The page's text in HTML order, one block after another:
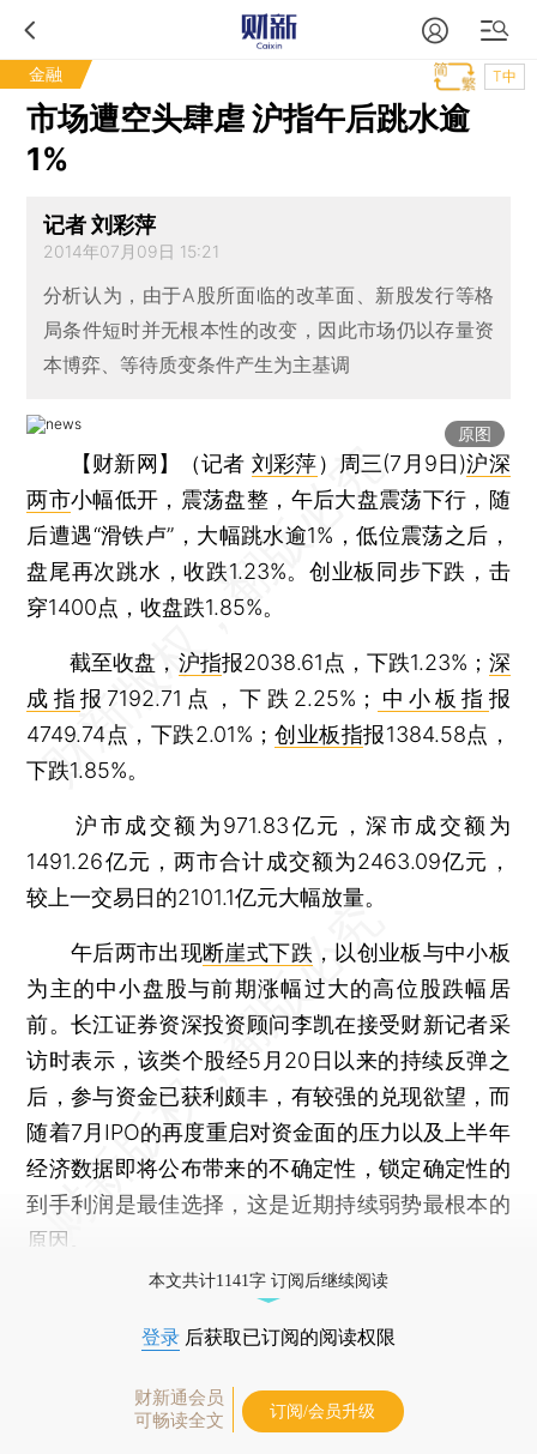
金融 T中
市场遭空头肆虐 沪指午后跳水逾
1%
记者 刘彩萍
2014年07月09日 15:21
分析认为，由于A股所面临的改革面、新股发行等格
局条件短时并无根本性的改变，因此市场仍以存量资
本博弈、等待质变条件产生为主基调
原图
【财新网】（记者 刘彩萍） 周三(7月9日)沪深
两市小幅低开，震荡盘整，午后大盘震荡下行，随
后遭遇“滑铁卢”，大幅跳水逾1%，低位震荡之后，
盘尾再次跳水，收跌1.23%。创业板同步下跌，击
穿1400点，收盘跌1.85%。
截至收盘， 沪指报2038.61点，下跌1.23%； 深
成指 报7192.71点，下跌2.25%； 中小板指 报
4749.74点，下跌2.01%； 创业板指报1384.58点，
下跌1.85%。
沪市成交额为971.83亿元，深市成交额为
1491.26亿元，两市合计成交额为2463.09亿元，
较上一交易日的2101.1亿元大幅放量。
午后两市出现断崖式下跌 ，以创业板与中小板
为主的中小盘股与前期涨幅过大的高位股跌幅居
前。长江证券资深投资顾问李凯在接受财新记者采
访时表示，该类个股经5月20日以来的持续反弹之
后，参与资金已获利颇丰，有较强的兑现欲望，而
随着7月IPO的再度重启对资金面的压力以及上半年
经济数据即将公布带来的不确定性，锁定确定性的
到手利润是最佳选择，这是近期持续弱势最根本的
原因。
本文共计1141字 订阅后继续阅读
登录 后获取已订阅的阅读权限
财新通会员
可畅读全文
订阅/会员升级